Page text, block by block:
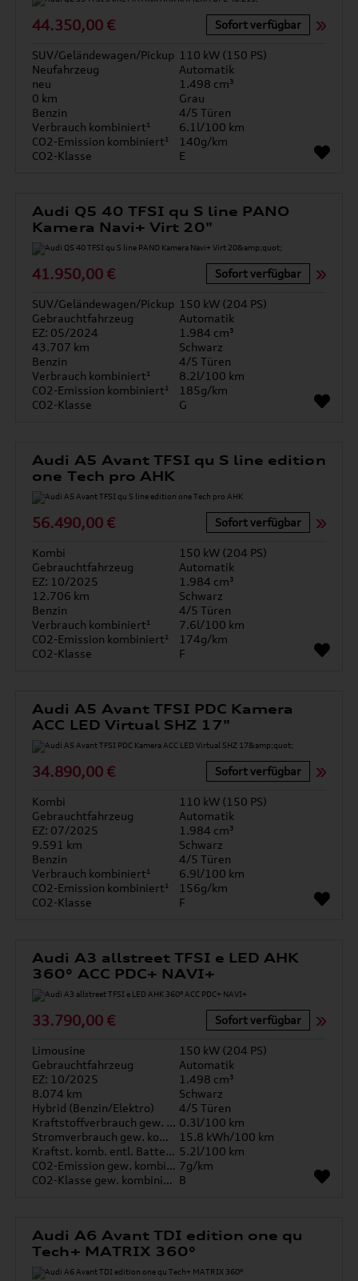
44.350,00 € Sofort verfügbar
SUV/Geländewagen/Pickup 110 kW (150 PS)
Neufahrzeug
Automatik
neu
1.498 cm³
0 km
Grau
Benzin
4/5 Türen
Verbrauch kombiniert¹
6.1l/100 km
CO2-Emission kombiniert¹
140g/km
CO2-Klasse
E
Audi Q5 40 TFSI qu S line PANO
Kamera Navi+ Virt 20"
41.950,00 € Sofort verfügbar
SUV/Geländewagen/Pickup 150 kW (204 PS)
Gebrauchtfahrzeug
Automatik
EZ: 05/2024
1.984 cm³
43.707 km
Schwarz
Benzin
4/5 Türen
Verbrauch kombiniert¹
8.2l/100 km
CO2-Emission kombiniert¹
185g/km
CO2-Klasse
G
Audi A5 Avant TFSI qu S line edition
one Tech pro AHK
56.490,00 € Sofort verfügbar
Kombi
150 kW (204 PS)
Gebrauchtfahrzeug
Automatik
EZ: 10/2025
1.984 cm³
12.706 km
Schwarz
Benzin
4/5 Türen
Verbrauch kombiniert¹
7.6l/100 km
CO2-Emission kombiniert¹
174g/km
CO2-Klasse
F
Audi A5 Avant TFSI PDC Kamera
ACC LED Virtual SHZ 17"
34.890,00 € Sofort verfügbar
Kombi
110 kW (150 PS)
Gebrauchtfahrzeug
Automatik
EZ: 07/2025
1.984 cm³
9.591 km
Schwarz
Benzin
4/5 Türen
Verbrauch kombiniert¹
6.9l/100 km
CO2-Emission kombiniert¹
156g/km
CO2-Klasse
F
Audi A3 allstreet TFSI e LED AHK
360° ACC PDC+ NAVI+
33.790,00 € Sofort verfügbar
Limousine
150 kW (204 PS)
Gebrauchtfahrzeug
Automatik
EZ: 10/2025
1.498 cm³
8.074 km
Schwarz
Hybrid (Benzin/Elektro)
4/5 Türen
Kraftstoffverbrauch gew. kombiniert 0.3l/100 km
Stromverbrauch gew. kombiniert
15.8 kWh/100 km
Kraftst. komb. entl. Batterie 5.2l/100 km
CO2-Emission gew. kombiniert 7g/km
CO2-Klasse gew. kombiniert B
Audi A6 Avant TDI edition one qu
Tech+ MATRIX 360°